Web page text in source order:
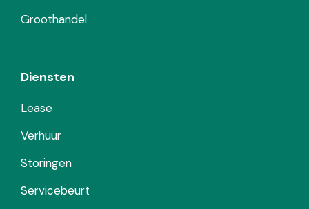
Groothandel
Diensten
Lease
Verhuur
Storingen
Servicebeurt